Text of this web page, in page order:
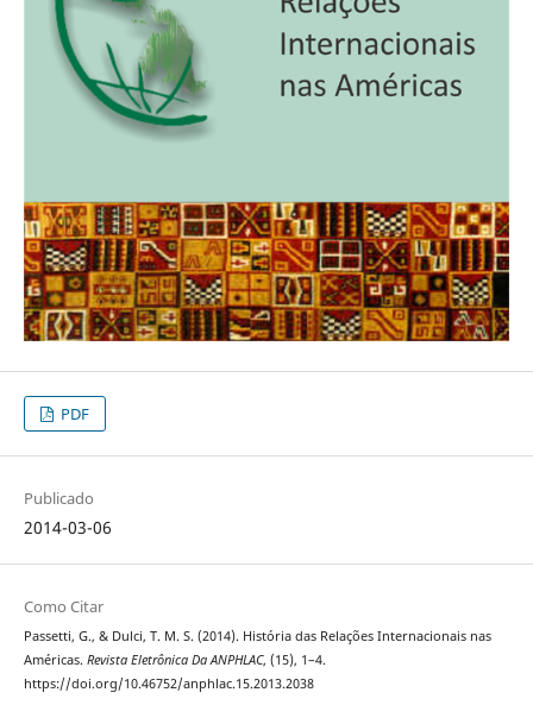
PDF
Publicado
2014-03-06
Como Citar
Passetti, G., & Dulci, T. M. S. (2014). História das Relações Internacionais nas
Américas. Revista Eletrônica Da ANPHLAC, (15), 1–4.
https://doi.org/10.46752/anphlac.15.2013.2038